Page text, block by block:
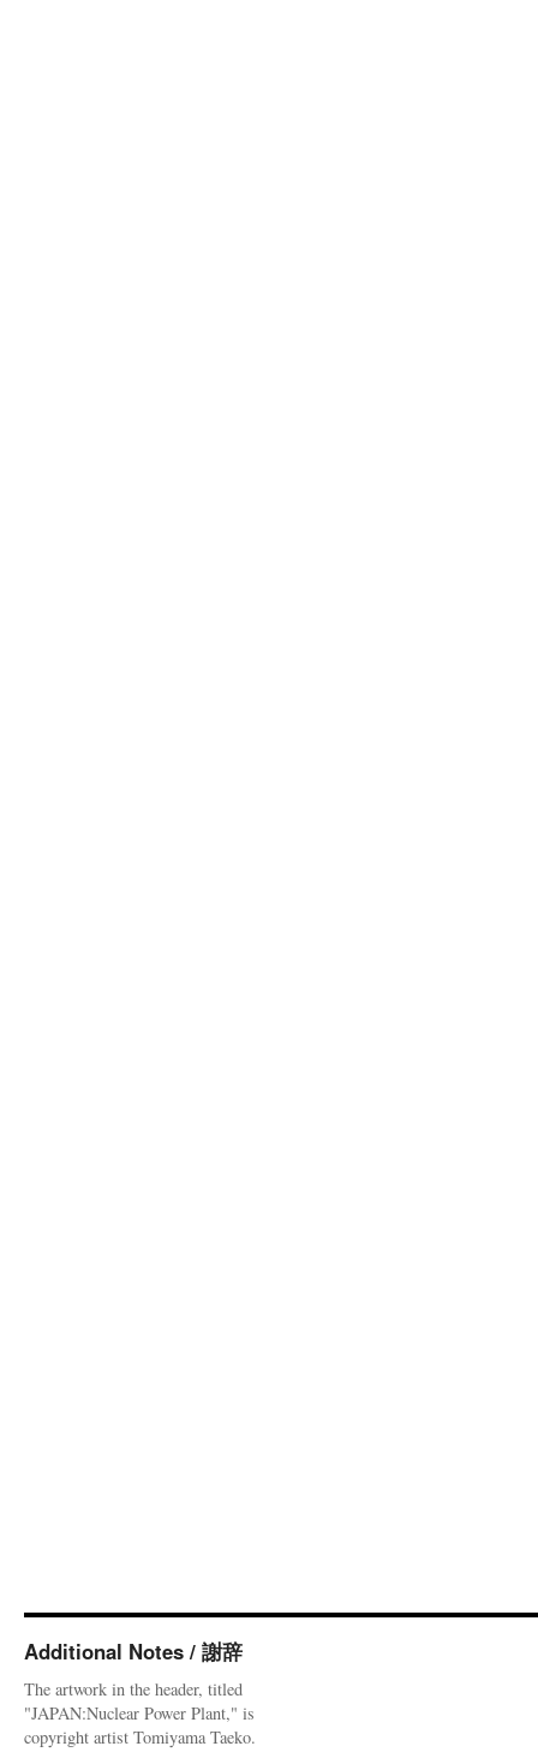
Additional Notes / 謝辞
The artwork in the header, titled
"JAPAN:Nuclear Power Plant," is
copyright artist Tomiyama Taeko.